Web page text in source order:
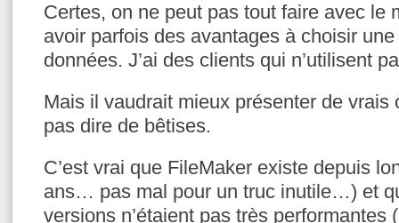
Certes, on ne peut pas tout faire avec le
avoir parfois des avantages à choisir
données. J’ai des clients qui n’utilisent
Mais il vaudrait mieux présenter de vrais
pas dire de bêtises.
C’est vrai que FileMaker existe depuis
ans… pas mal pour un truc inutile…) et
versions n’étaient pas très performantes